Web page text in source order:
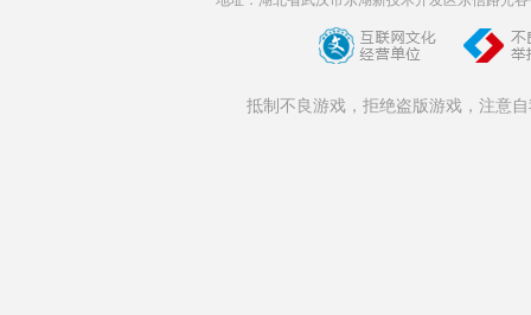
抵制不良游戏，拒绝盗版游戏，注意